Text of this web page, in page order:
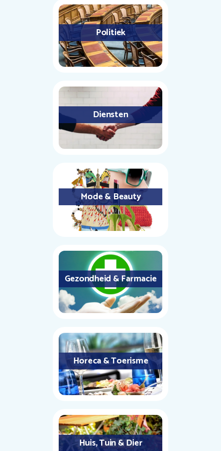
Politiek
Diensten
Mode & Beauty
Gezondheid & Farmacie
Horeca & Toerisme
Huis, Tuin & Dier